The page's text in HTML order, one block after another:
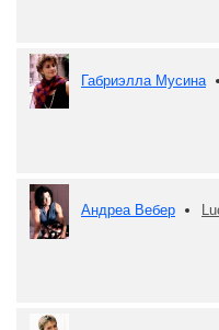
Габриэлла Мусина
Андреа Вебер